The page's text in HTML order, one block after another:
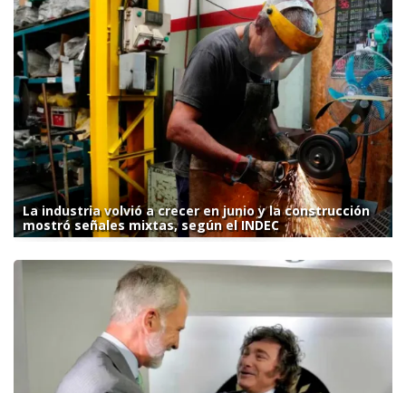
La industria volvió a crecer en junio y la construcción
mostró señales mixtas, según el INDEC